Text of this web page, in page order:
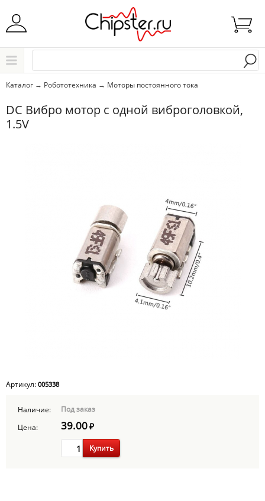
Начните водить название города..
Каталог → Робототехника → Моторы постоянного тока
DC Вибро мотор с одной виброголовкой,
1.5V
Артикул: 005338
Наличие:
Под заказ
Цена:
39.00₽
Купить